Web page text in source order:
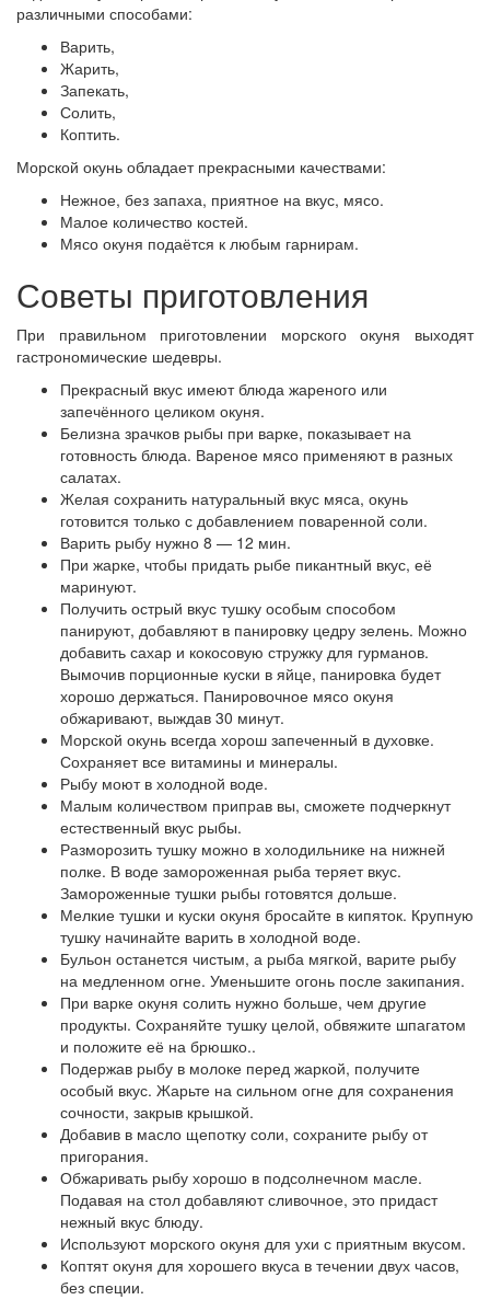
различными способами:
Варить,
Жарить,
Запекать,
Солить,
Коптить.
Морской окунь обладает прекрасными качествами:
Нежное, без запаха, приятное на вкус, мясо.
Малое количество костей.
Мясо окуня подаётся к любым гарнирам.
Советы приготовления
При правильном приготовлении морского окуня выходят
гастрономические шедевры.
Прекрасный вкус имеют блюда жареного или
запечённого целиком окуня.
Белизна зрачков рыбы при варке, показывает на
готовность блюда. Вареное мясо применяют в разных
салатах.
Желая сохранить натуральный вкус мяса, окунь
готовится только с добавлением поваренной соли.
Варить рыбу нужно 8 — 12 мин.
При жарке, чтобы придать рыбе пикантный вкус, её
маринуют.
Получить острый вкус тушку особым способом
панируют, добавляют в панировку цедру зелень. Можно
добавить сахар и кокосовую стружку для гурманов.
Вымочив порционные куски в яйце, панировка будет
хорошо держаться. Панировочное мясо окуня
обжаривают, выждав 30 минут.
Морской окунь всегда хорош запеченный в духовке.
Сохраняет все витамины и минералы.
Рыбу моют в холодной воде.
Малым количеством приправ вы, сможете подчеркнут
естественный вкус рыбы.
Разморозить тушку можно в холодильнике на нижней
полке. В воде замороженная рыба теряет вкус.
Замороженные тушки рыбы готовятся дольше.
Мелкие тушки и куски окуня бросайте в кипяток. Крупную
тушку начинайте варить в холодной воде.
Бульон останется чистым, а рыба мягкой, варите рыбу
на медленном огне. Уменьшите огонь после закипания.
При варке окуня солить нужно больше, чем другие
продукты. Сохраняйте тушку целой, обвяжите шпагатом
и положите её на брюшко..
Подержав рыбу в молоке перед жаркой, получите
особый вкус. Жарьте на сильном огне для сохранения
сочности, закрыв крышкой.
Добавив в масло щепотку соли, сохраните рыбу от
пригорания.
Обжаривать рыбу хорошо в подсолнечном масле.
Подавая на стол добавляют сливочное, это придаст
нежный вкус блюду.
Используют морского окуня для ухи с приятным вкусом.
Коптят окуня для хорошего вкуса в течении двух часов,
без специи.